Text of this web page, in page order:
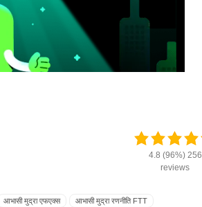
4.8 (96%) 256
reviews
आभासी मुद्रा एफएक्स
आभासी मुद्रा रणनीति FTT